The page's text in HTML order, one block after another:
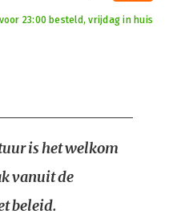
23:00 besteld, vrijdag in huis
is het welkom
vanuit de
beleid.